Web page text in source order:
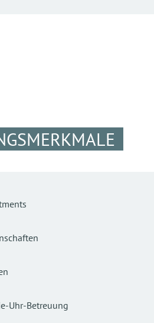
Uhr-Betreuung